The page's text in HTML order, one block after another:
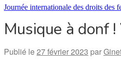
Journée internationale des droits des
Musique à donf
Publié le27 février 2023 par